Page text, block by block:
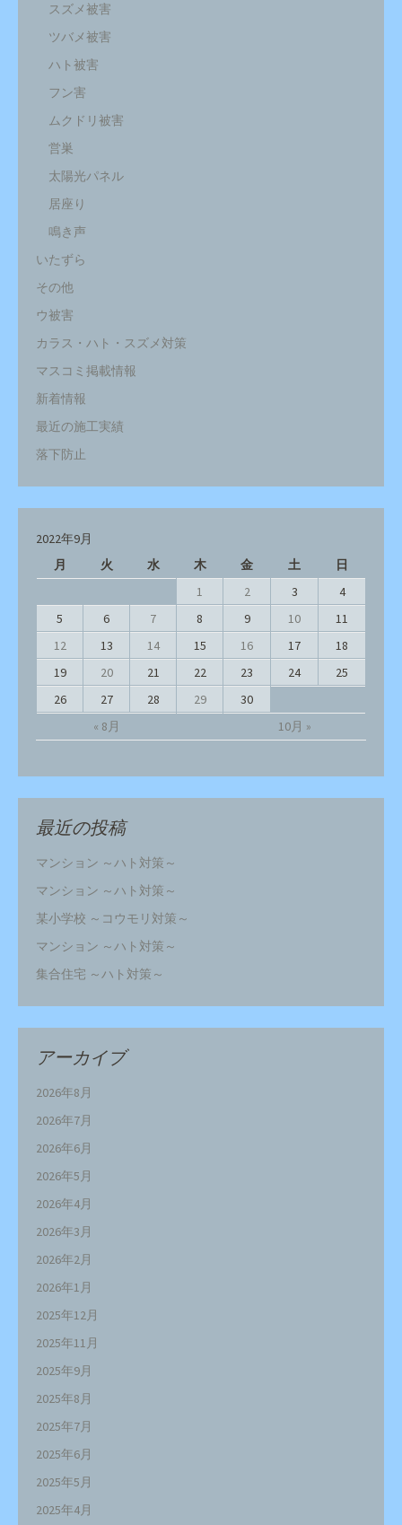
スズメ被害
ツバメ被害
ハト被害
フン害
ムクドリ被害
営巣
太陽光パネル
居座り
鳴き声
いたずら
その他
ウ被害
カラス・ハト・スズメ対策
マスコミ掲載情報
新着情報
最近の施工実績
落下防止
2022年9月
月
火 水 木 金 土 日
« 8月 10月 »
1 2 3
4
5
6 7 8 9 10
11
12
13 14 15 16 17
18
19
20 21 22 23 24
25
26
27 28 29 30
最近の投稿
マンション ～ハト対策～
マンション ～ハト対策～
某小学校 ～コウモリ対策～
マンション ～ハト対策～
集合住宅 ～ハト対策～
アーカイブ
2026年8月
2026年7月
2026年6月
2026年5月
2026年4月
2026年3月
2026年2月
2026年1月
2025年12月
2025年11月
2025年9月
2025年8月
2025年7月
2025年6月
2025年5月
2025年4月